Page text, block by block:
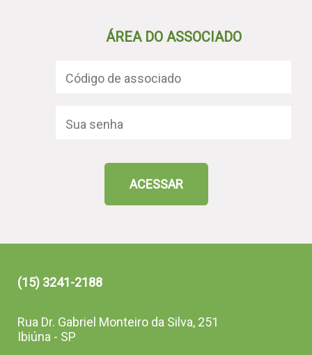
ÁREA DO ASSOCIADO
ACESSAR
(15) 3241-2188
Rua Dr. Gabriel Monteiro da Silva, 251
Ibiúna - SP